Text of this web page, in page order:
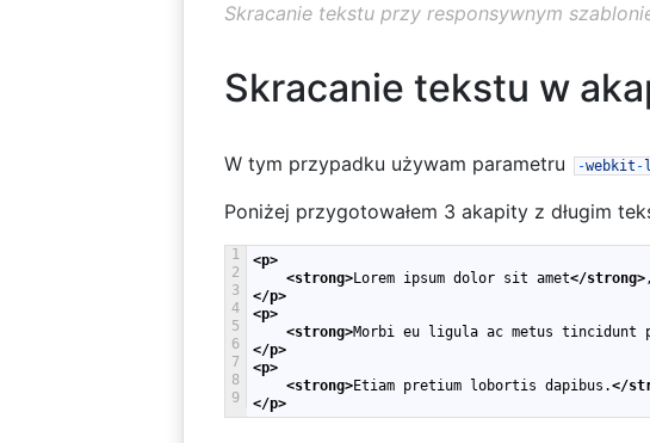
Skracanie tekstu przy responsywnym
Skracanie tekstu w
W tym przypadku używam parametru -webkit -
Poniżej przygotowałem 3 akapity z długim
1
2
3
4
5
6
7
8
9
<p>
<strong>Lorem ipsum dolor sit amet</strong>
</p>
<p>
<strong>Morbi eu ligula ac metus tincidunt
</p>
<p>
<strong>Etiam pretium lobortis dapibus.</
</p>